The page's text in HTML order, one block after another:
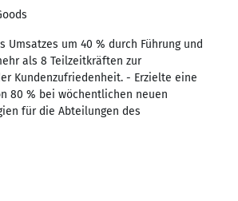
Umsatzes um 40 % durch Führung und
als 8 Teilzeitkräften zur
Kundenzufriedenheit. - Erzielte eine
80 % bei wöchentlichen neuen
für die Abteilungen des